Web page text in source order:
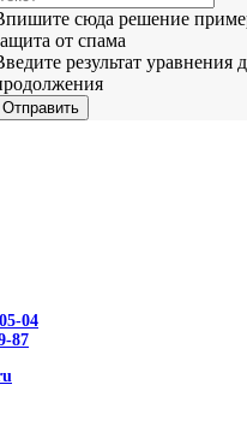
сюда решение
от спама
результат уравнения
Отправить
04
87